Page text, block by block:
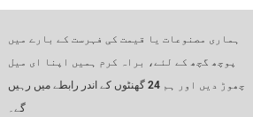
ہماری مصنوعات یا قیمت کی فہرست کے بارے میں
پوچھ گچھ کے لئے، براہ کرم ہمیں اپنا ای میل
چھوڑ دیں اور ہم 24 گھنٹوں کے اندر رابطے میں رہیں
گے۔